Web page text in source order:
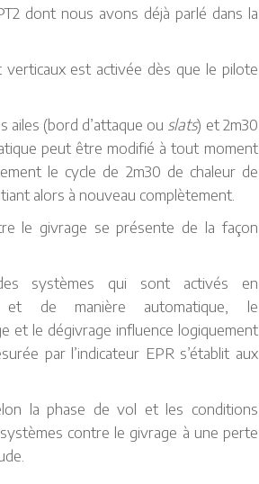
dont nous avons déjà parlé dans la
est activée dès que le pilote
ailes (bord d’attaque ou slats) et 2m30
peut être modifié à tout moment
le cycle de 2m30 de chaleur de
alors à nouveau complètement.
le givrage se présente de la façon
systèmes qui sont activés en
et de manière automatique, le
et le dégivrage influence logiquement
par l’indicateur EPR s’établit aux
la phase de vol et les conditions
contre le givrage à une perte